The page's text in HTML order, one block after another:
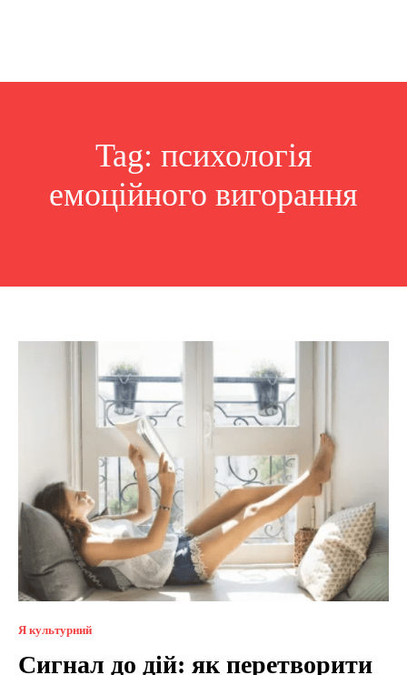
Tag: психологія
емоційного вигорання
Я культурний
Сигнал до дій: як перетворити